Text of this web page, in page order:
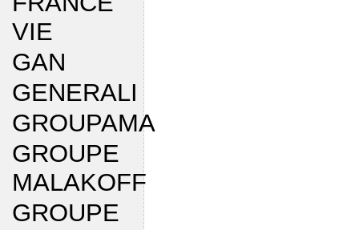
VIE
GAN
GENERALI
GROUPAMA
GROUPE
MALAKOFF
GROUPE